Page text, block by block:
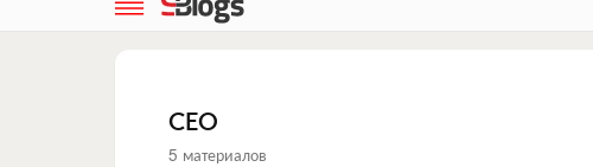
CEO
5 материалов